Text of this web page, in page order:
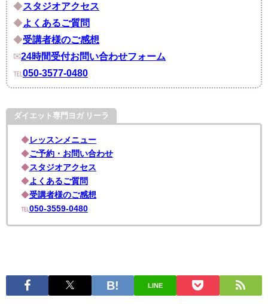
◆スタジオアクセス
◆よくあるご質問
◆受講者様のご感想
✉︎24時間受付お問い合わせフォーム
℡050-3577-0480
ダイエット専門ヨガ リーラ
◆ レッスンメニュー
◆ご予約・お問い合わせ
◆ スタジオアクセス
◆ よくあるご質問
◆受講者様のご感想
℡ 050-3559-0480
LINE